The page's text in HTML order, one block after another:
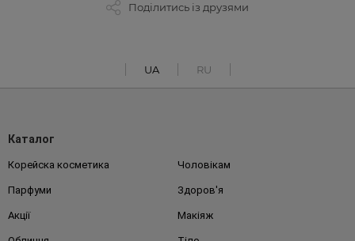
Поділитись із друзями
UA RU
Каталог
Корейска косметика Чоловікам
Парфуми Здоров'я
Акції Макіяж